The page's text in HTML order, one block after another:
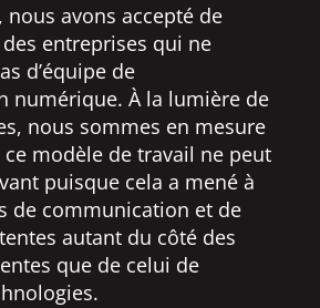
nous avons accepté de
entreprises qui ne
d’équipe de
numérique. À la lumière de
nous sommes en mesure
ce modèle de travail ne peut
puisque cela a mené à
de communication et de
autant du côté des
que de celui de